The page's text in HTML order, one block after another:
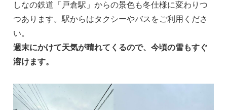
しなの鉄道「戸倉駅」からの景色も冬仕様に変わりつ
つあります。駅からはタクシーやバスをご利用くださ
い。
週末にかけて天気が晴れてくるので、今頃の雪もすぐ
溶けます。